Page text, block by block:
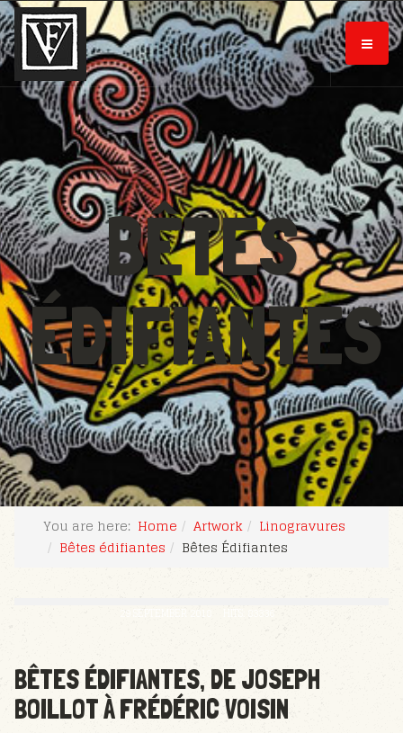
BÊTES
ÉDIFIANTES
You are here: Home Artwork
Linogravures
Bêtes édifiantes
Bêtes Édifiantes
29 SEPTEMBER 2018 HITS: 83336
BÊTES ÉDIFIANTES, DE JOSEPH
BOILLOT À FRÉDÉRIC VOISIN